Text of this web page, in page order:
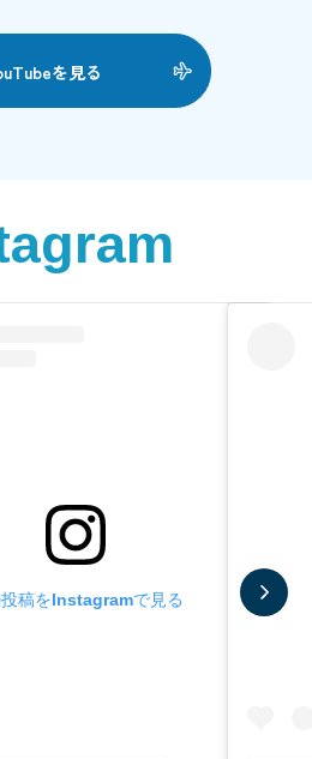
を見る
投稿をInstagramで見る